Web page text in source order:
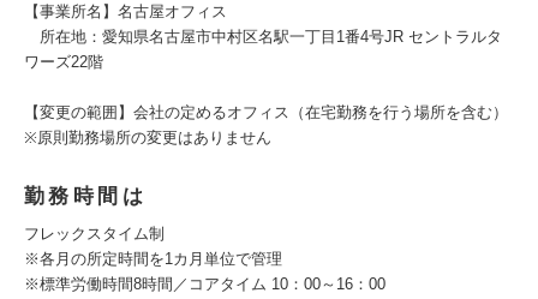
【事業所名】名古屋オフィス
所在地：愛知県名古屋市中村区名駅一丁目1番4号JR セントラルタ
ワーズ22階
【変更の範囲】会社の定めるオフィス（在宅勤務を行う場所を含む）
※原則勤務場所の変更はありません
勤務時間は
フレックスタイム制
※各月の所定時間を1カ月単位で管理
※標準労働時間8時間／コアタイム 10：00～16：00